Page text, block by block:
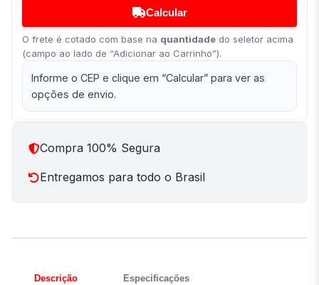
Calcular
O frete é cotado com base na quantidade do seletor acima
(campo ao lado de “Adicionar ao Carrinho”).
Informe o CEP e clique em “Calcular” para ver as
opções de envio.
Compra 100% Segura
Entregamos para todo o Brasil
Descrição Especificações